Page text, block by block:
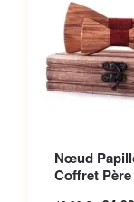
Nœud
Coffret